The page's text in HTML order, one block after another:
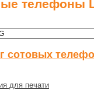
телефоны
сотовых
для печати